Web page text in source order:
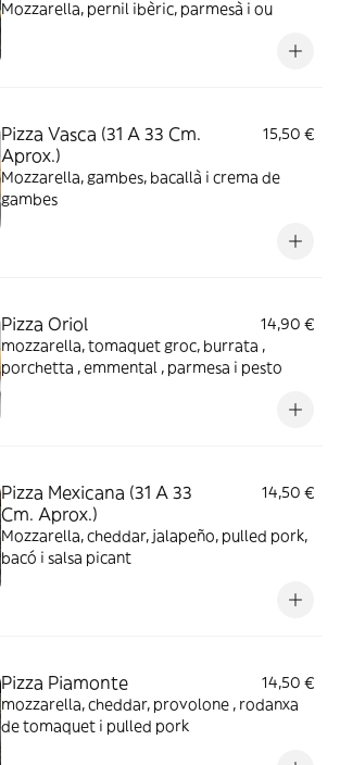
Mozzarella, pernil ibèric, parmesà i ou
Pizza Vasca (31 A 33 Cm.
Aprox.)
15,50 €
Mozzarella, gambes, bacallà i crema de
gambes
Pizza Oriol
14,90 €
mozzarella, tomaquet groc, burrata ,
porchetta , emmental , parmesa i pesto
Pizza Mexicana (31 A 33
Cm. Aprox.)
14,50 €
Mozzarella, cheddar, jalapeño, pulled pork,
bacó i salsa picant
Pizza Piamonte
14,50 €
mozzarella, cheddar, provolone , rodanxa
de tomaquet i pulled pork